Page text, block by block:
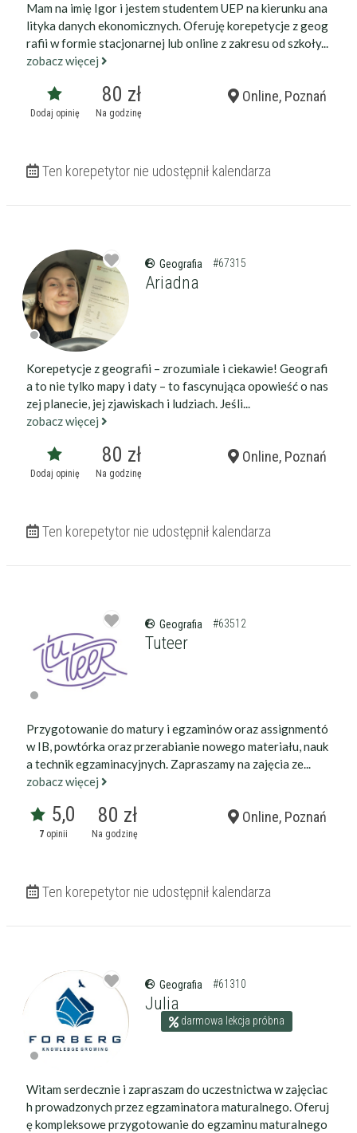
Mam na imię Igor i jestem studentem UEP na kierunku ana
lityka danych ekonomicznych. Oferuję korepetycje z geog
rafii w formie stacjonarnej lub online z zakresu od szkoły...
zobacz więcej
Dodaj opinię
80 zł
Na godzinę
Online, Poznań
Ten korepetytor nie udostępnił kalendarza
Geografia #67315
Ariadna
Korepetycje z geografii – zrozumiale i ciekawie! Geografi
a to nie tylko mapy i daty – to fascynująca opowieść o nas
zej planecie, jej zjawiskach i ludziach. Jeśli...
zobacz więcej
Dodaj opinię
80 zł
Na godzinę
Online, Poznań
Ten korepetytor nie udostępnił kalendarza
Geografia #63512
Tuteer
Przygotowanie do matury i egzaminów oraz assignmentó
w IB, powtórka oraz przerabianie nowego materiału, nauk
a technik egzaminacyjnych. Zapraszamy na zajęcia ze...
zobacz więcej
5,0
7opinii
80 zł
Na godzinę
Online, Poznań
Ten korepetytor nie udostępnił kalendarza
Geografia #61310
Julia
darmowa lekcja próbna
Witam serdecznie i zapraszam do uczestnictwa w zajęciac
h prowadzonych przez egzaminatora maturalnego. Oferuj
ę kompleksowe przygotowanie do egzaminu maturalnego